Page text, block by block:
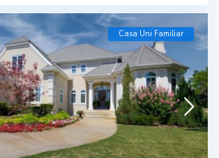
Casa Uni Familiar